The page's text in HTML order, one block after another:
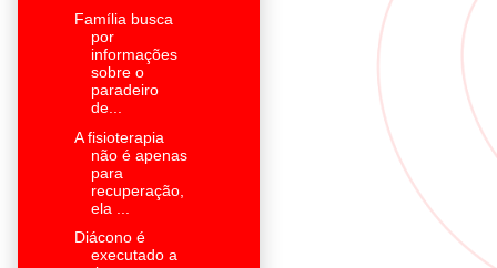
Família busca
por
informações
sobre o
paradeiro
de...
A fisioterapia
não é apenas
para
recuperação,
ela ...
Diácono é
executado a